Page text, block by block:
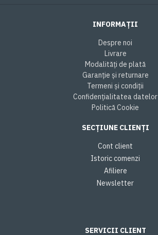
INFORMAȚII
Despre noi
Livrare
Modalități de plată
Garanție și returnare
Termeni și condiții
Confidențialitatea datelor
Politică Cookie
SECȚIUNE CLIENȚI
Cont client
Istoric comenzi
Afiliere
Newsletter
SERVICII CLIENT